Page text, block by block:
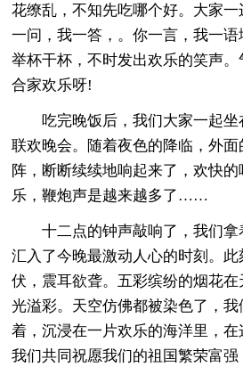
花缭乱，不知先吃哪个好。大家
一问，我一答，。你一言，我一
举杯干杯，不时发出欢乐的笑声。
合家欢乐呀!
吃完晚饭后，我们大家一起
联欢晚会。随着夜色的降临，外
阵，断断续续地响起来了，欢快
乐，鞭炮声是越来越多了……
十二点的钟声敲响了，我们拿
汇入了今晚最激动人心的时刻。
伏，震耳欲聋。五彩缤纷的烟花
光溢彩。天空仿佛都被染色了，
着，沉浸在一片欢乐的海洋里，
我们共同祝愿我们的祖国繁荣富